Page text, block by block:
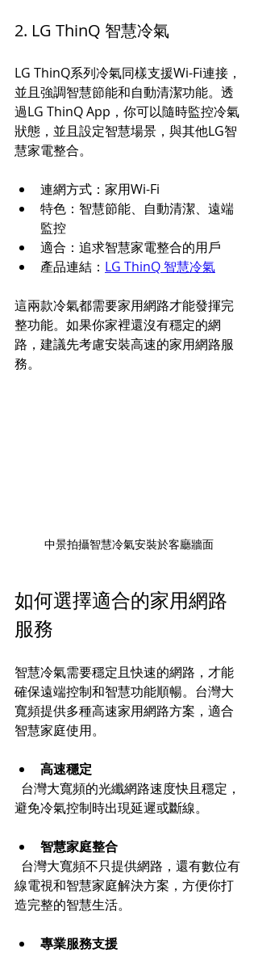
2. LG ThinQ 智慧冷氣
LG ThinQ系列冷氣同樣支援Wi-Fi連接，
並且強調智慧節能和自動清潔功能。透
過LG ThinQ App，你可以隨時監控冷氣
狀態，並且設定智慧場景，與其他LG智
慧家電整合。
連網方式：家用Wi-Fi
特色：智慧節能、自動清潔、遠端
監控
適合：追求智慧家電整合的用戶
產品連結： LG ThinQ 智慧冷氣
這兩款冷氣都需要家用網路才能發揮完
整功能。如果你家裡還沒有穩定的網
路，建議先考慮安裝高速的家用網路服
務。
中景拍攝智慧冷氣安裝於客廳牆面
如何選擇適合的家用網路
服務
智慧冷氣需要穩定且快速的網路，才能
確保遠端控制和智慧功能順暢。台灣大
寬頻提供多種高速家用網路方案，適合
智慧家庭使用。
高速穩定
避免冷氣控制時出現延遲或斷線。
智慧家庭整合
線電視和智慧家庭解決方案，方便你打
造完整的智慧生活。
專業服務支援